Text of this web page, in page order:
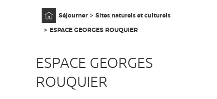
Séjourner
Sites naturels et culturels
ESPACE GEORGES ROUQUIER
ESPACE GEORGES
ROUQUIER